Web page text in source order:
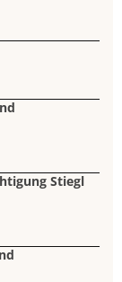
Stiegl